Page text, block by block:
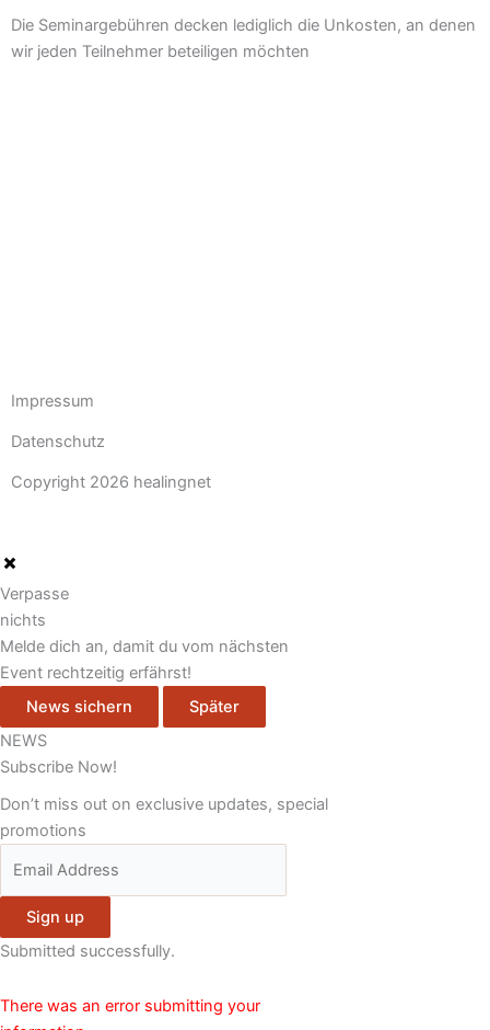
Die Seminargebühren decken lediglich die Unkosten, an denen
wir jeden Teilnehmer beteiligen möchten
Impressum
Datenschutz
Copyright 2026 healingnet
Verpasse
nichts
Melde dich an, damit du vom nächsten
Event rechtzeitig erfährst!
News sichern
Später
NEWS
Subscribe Now!
Don’t miss out on exclusive updates, special
promotions
Sign up
Submitted successfully.
There was an error submitting your